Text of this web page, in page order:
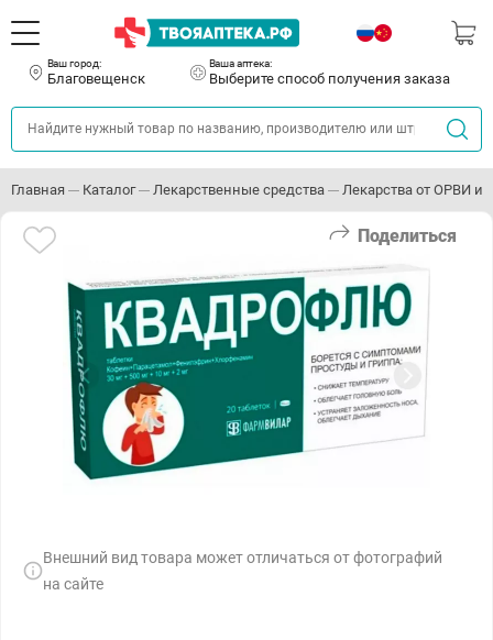
Ваш город:
Благовещенск
Ваша аптека:
Выберите способ получения заказа
Главная Каталог Лекарственные средства Лекарства от ОРВИ и
Поделиться
Внешний вид товара может отличаться от фотографий
на сайте